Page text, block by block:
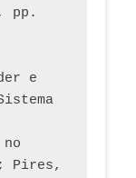
pp.
e
Pires,